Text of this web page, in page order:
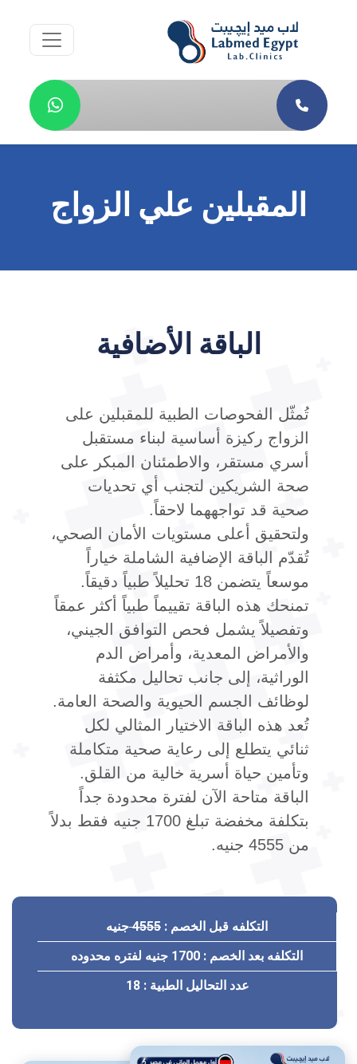
المقبلين علي الزواج
الباقة الأضافية
تُمثّل الفحوصات الطبية للمقبلين على
الزواج ركيزة أساسية لبناء مستقبل
أسري مستقر، والاطمئنان المبكر على
صحة الشريكين لتجنب أي تحديات
صحية قد تواجههما لاحقاً.
ولتحقيق أعلى مستويات الأمان الصحي،
تُقدّم الباقة الإضافية الشاملة خياراً
موسعاً يتضمن 18 تحليلاً طبياً دقيقاً.
تمنحك هذه الباقة تقييماً طبياً أكثر عمقاً
وتفصيلاً يشمل فحص التوافق الجيني،
والأمراض المعدية، وأمراض الدم
الوراثية، إلى جانب تحاليل مكثفة
لوظائف الجسم الحيوية والصحة العامة.
تُعد هذه الباقة الاختيار المثالي لكل
ثنائي يتطلع إلى رعاية صحية متكاملة
وتأمين حياة أسرية خالية من القلق.
الباقة متاحة الآن لفترة محدودة جداً
بتكلفة مخفضة تبلغ 1700 جنيه فقط بدلاً
من 4555 جنيه.
التكلفه قبل الخصم : 4555 جنيه
التكلفه بعد الخصم : 1700 جنيه
لفتره محدوده
عدد التحاليل الطبية :18